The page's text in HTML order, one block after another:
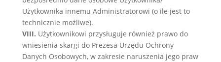
Użytkownika innemu Administratorowi (o ile jest to
technicznie możliwe).
VIII. Użytkownikowi przysługuje również prawo do
wniesienia skargi do Prezesa Urzędu Ochrony
Danych Osobowych, w zakresie naruszenia jego praw